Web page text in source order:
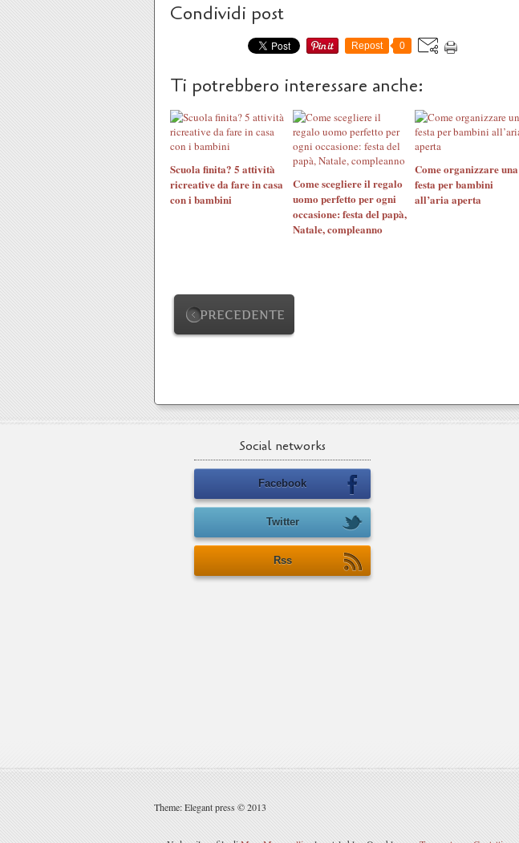
Condividi post
Repost 0
Ti potrebbero interessare anche:
Scuola finita? 5 attività
ricreative da fare in casa
con i bambini
Come scegliere il regalo
uomo perfetto per ogni
occasione: festa del papà,
Natale, compleanno
Come organizzare una
festa per bambini
all’aria aperta
PRECEDENTE
Social networks
Facebook
Twitter
Rss
Theme: Elegant press © 2013